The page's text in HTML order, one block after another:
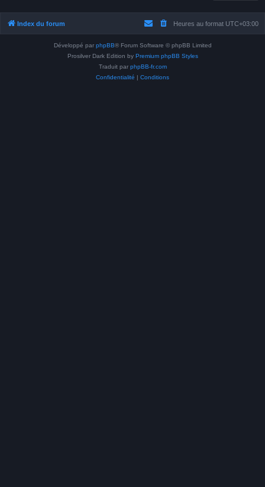
Index du forum Heures au format UTC+03:00
Développé par phpBB® Forum Software © phpBB Limited
Prosilver Dark Edition by Premium phpBB Styles
Traduit par phpBB-fr.com
Confidentialité | Conditions